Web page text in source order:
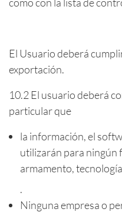
El Usuario deberá
exportación.
10.2 El usuario deberá
particular que
la información, el
utilizarán para ningún
armamento,
.
Ninguna empresa o